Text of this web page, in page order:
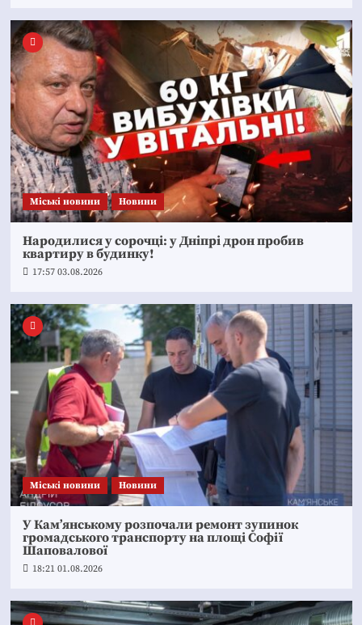
Mіські новини Новини
Народилися у сорочці: у Дніпрі дрон пробив
квартиру в будинку!
17:57 03.08.2026
Mіські новини Новини
У Кам’янському розпочали ремонт зупинок
громадського транспорту на площі Софії
Шаповалової
18:21 01.08.2026